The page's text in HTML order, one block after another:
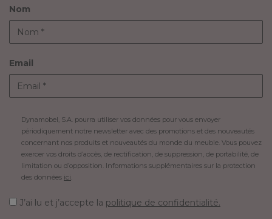
Nom
Email
Dynamobel, S.A. pourra utiliser vos données pour vous envoyer
périodiquement notre newsletter avec des promotions et des nouveautés
concernant nos produits et nouveautés du monde du meuble. Vous pouvez
exercer vos droits d’accès, de rectification, de suppression, de portabilité, de
limitation ou d’opposition. Informations supplémentaires sur la protection
des données ici
J’ai lu et j’accepte la politique de confidentialité.